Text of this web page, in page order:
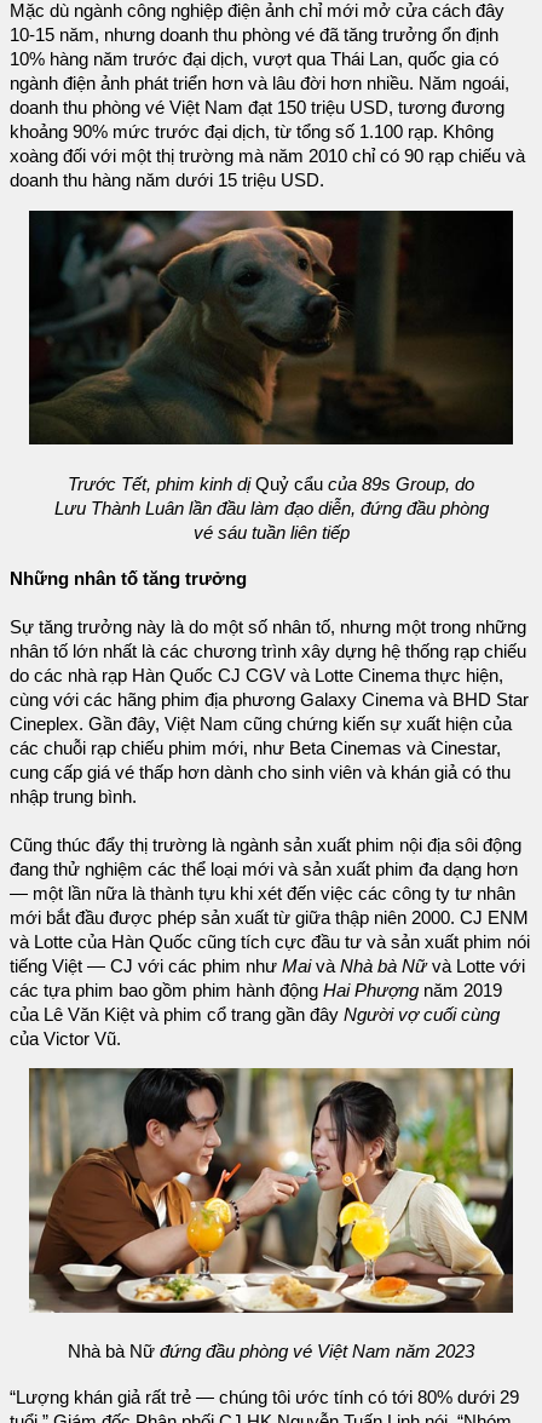
Mặc dù ngành công nghiệp điện ảnh chỉ mới mở cửa cách đây
10-15 năm, nhưng doanh thu phòng vé đã tăng trưởng ổn định
10% hàng năm trước đại dịch, vượt qua Thái Lan, quốc gia có
ngành điện ảnh phát triển hơn và lâu đời hơn nhiều. Năm ngoái,
doanh thu phòng vé Việt Nam đạt 150 triệu USD, tương đương
khoảng 90% mức trước đại dịch, từ tổng số 1.100 rạp. Không
xoàng đối với một thị trường mà năm 2010 chỉ có 90 rạp chiếu và
doanh thu hàng năm dưới 15 triệu USD.
Trước Tết, phim kinh dịQuỷ cẩu của 89s Group, do
Lưu Thành Luân lần đầu làm đạo diễn, đứng đầu phòng
vé sáu tuần liên tiếp
Những nhân tố tăng trưởng
Sự tăng trưởng này là do một số nhân tố, nhưng một trong những
nhân tố lớn nhất là các chương trình xây dựng hệ thống rạp chiếu
do các nhà rạp Hàn Quốc CJ CGV và Lotte Cinema thực hiện,
cùng với các hãng phim địa phương Galaxy Cinema và BHD Star
Cineplex. Gần đây, Việt Nam cũng chứng kiến sự xuất hiện của
các chuỗi rạp chiếu phim mới, như Beta Cinemas và Cinestar,
cung cấp giá vé thấp hơn dành cho sinh viên và khán giả có thu
nhập trung bình.
Cũng thúc đẩy thị trường là ngành sản xuất phim nội địa sôi động
đang thử nghiệm các thể loại mới và sản xuất phim đa dạng hơn
— một lần nữa là thành tựu khi xét đến việc các công ty tư nhân
mới bắt đầu được phép sản xuất từ giữa thập niên 2000. CJ ENM
và Lotte của Hàn Quốc cũng tích cực đầu tư và sản xuất phim nói
tiếng Việt — CJ với các phim như Maivà Nhà bà Nữvà Lotte với
các tựa phim bao gồm phim hành động Hai Phượng năm 2019
của Lê Văn Kiệt và phim cổ trang gần đây Người vợ cuối cùng
của Victor Vũ.
Nhà bà Nữ đứng đầu phòng vé Việt Nam năm 2023
“Lượng khán giả rất trẻ — chúng tôi ước tính có tới 80% dưới 29